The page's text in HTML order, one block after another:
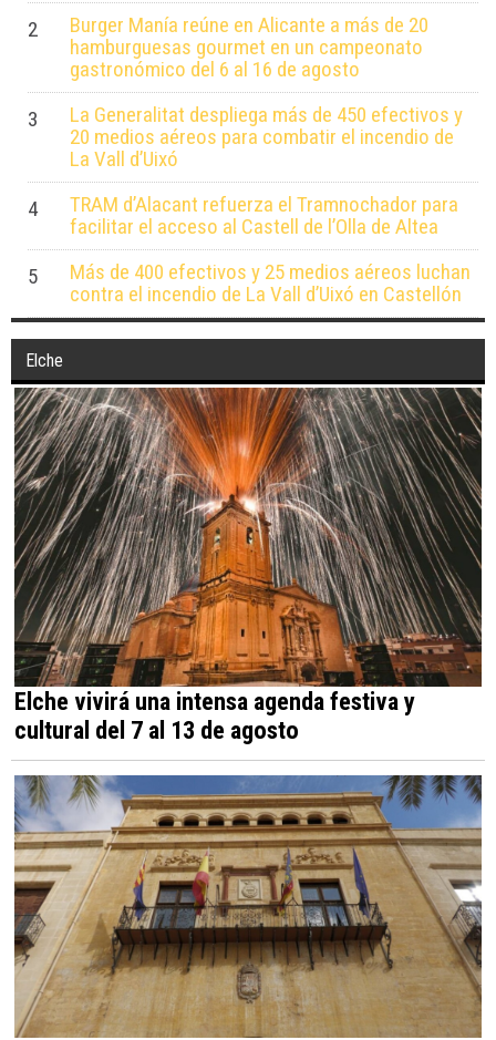
2
Burger Manía reúne en Alicante a más de 20
hamburguesas gourmet en un campeonato
gastronómico del 6 al 16 de agosto
3
La Generalitat despliega más de 450 efectivos y
20 medios aéreos para combatir el incendio de
La Vall d’Uixó
4
TRAM d’Alacant refuerza el Tramnochador para
facilitar el acceso al Castell de l’Olla de Altea
5
Más de 400 efectivos y 25 medios aéreos luchan
contra el incendio de La Vall d’Uixó en Castellón
Elche
Elche vivirá una intensa agenda festiva y
cultural del 7 al 13 de agosto